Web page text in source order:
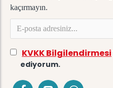
kaçırmayın.
KVKK Bilgilendirmesi
ediyorum.